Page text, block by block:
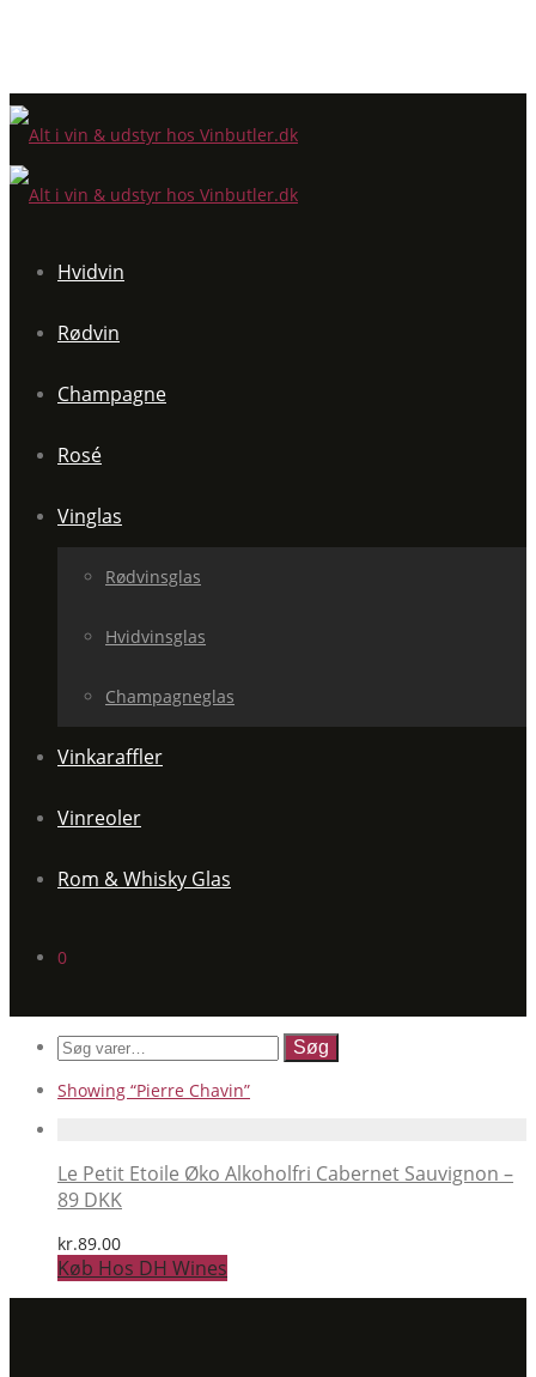
Hvidvin
Rødvin
Champagne
Rosé
Vinglas
Rødvinsglas
Hvidvinsglas
Champagneglas
Vinkaraffler
Vinreoler
Rom & Whisky Glas
0
Søg
efter:
Showing “Pierre Chavin”
Le Petit Etoile Øko Alkoholfri Cabernet Sauvignon –
89 DKK
kr.89.00
Køb Hos DH Wines